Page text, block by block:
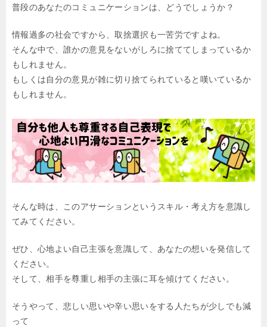
普段のあなたのコミュニケーションは、どうでしょうか？
情報過多の社会ですから、取捨選択も一苦労ですよね。
そんな中で、誰かの意見をないがしろに捨ててしまっているか
もしれません。
もしくは自分の意見が雑に切り捨てられていると嘆いているか
もしれません。
そんな時は、このアサーションというスキル・考え方を意識し
てみてください。
ぜひ、心地よい自己主張を意識して、あなたの想いを発信して
ください。
そして、相手を尊重し相手の主張に耳を傾けてください。
そうやって、悲しい思いや辛い思いをする人たちが少しでも減
って